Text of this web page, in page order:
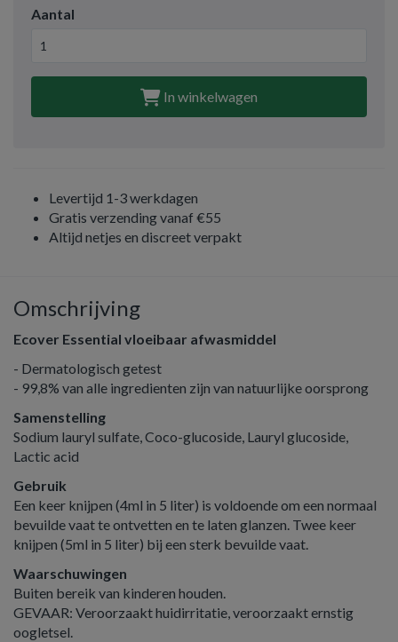
Aantal
In winkelwagen
Levertijd 1-3 werkdagen
Gratis verzending vanaf €55
Altijd netjes en discreet verpakt
Omschrijving
Ecover Essential vloeibaar afwasmiddel
- Dermatologisch getest
- 99,8% van alle ingredienten zijn van natuurlijke oorsprong
Samenstelling
Sodium lauryl sulfate, Coco-glucoside, Lauryl glucoside,
Lactic acid
Gebruik
Een keer knijpen (4ml in 5 liter) is voldoende om een normaal
bevuilde vaat te ontvetten en te laten glanzen. Twee keer
knijpen (5ml in 5 liter) bij een sterk bevuilde vaat.
Waarschuwingen
Buiten bereik van kinderen houden.
GEVAAR: Veroorzaakt huidirritatie, veroorzaakt ernstig
oogletsel.